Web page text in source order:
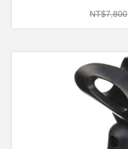
NT$7,800